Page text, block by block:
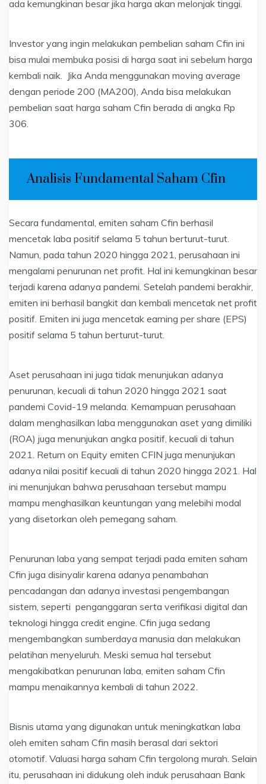
ada kemungkinan besar jika harga akan melonjak tinggi.
Investor yang ingin melakukan pembelian saham Cfin ini
bisa mulai membuka posisi di harga saat ini sebelum harga
kembali naik. Jika Anda menggunakan moving average
dengan periode 200 (MA200), Anda bisa melakukan
pembelian saat harga saham Cfin berada di angka Rp
306.
Analisis Fundamental Saham Cfin
Secara fundamental, emiten saham Cfin berhasil
mencetak laba positif selama 5 tahun berturut-turut.
Namun, pada tahun 2020 hingga 2021, perusahaan ini
mengalami penurunan net profit. Hal ini kemungkinan besar
terjadi karena adanya pandemi. Setelah pandemi berakhir,
emiten ini berhasil bangkit dan kembali mencetak net profit
positif. Emiten ini juga mencetak earning per share (EPS)
positif selama 5 tahun berturut-turut.
Aset perusahaan ini juga tidak menunjukan adanya
penurunan, kecuali di tahun 2020 hingga 2021 saat
pandemi Covid-19 melanda. Kemampuan perusahaan
dalam menghasilkan laba menggunakan aset yang dimiliki
(ROA) juga menunjukan angka positif, kecuali di tahun
2021. Return on Equity emiten CFIN juga menunjukan
adanya nilai positif kecuali di tahun 2020 hingga 2021. Hal
ini menunjukan bahwa perusahaan tersebut mampu
mampu menghasilkan keuntungan yang melebihi modal
yang disetorkan oleh pemegang saham.
Penurunan laba yang sempat terjadi pada emiten saham
Cfin juga disinyalir karena adanya penambahan
pencadangan dan adanya investasi pengembangan
sistem, seperti penganggaran serta verifikasi digital dan
teknologi hingga credit engine. Cfin juga sedang
mengembangkan sumberdaya manusia dan melakukan
pelatihan menyeluruh. Meski semua hal tersebut
mengakibatkan penurunan laba, emiten saham Cfin
mampu menaikannya kembali di tahun 2022.
Bisnis utama yang digunakan untuk meningkatkan laba
oleh emiten saham Cfin masih berasal dari sektori
otomotif. Valuasi harga saham Cfin tergolong murah. Selain
itu, perusahaan ini didukung oleh induk perusahaan Bank